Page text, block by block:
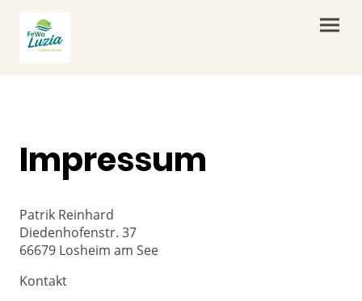
Impressum
Patrik Reinhard
Diedenhofenstr. 37
66679 Losheim am See
Kontakt